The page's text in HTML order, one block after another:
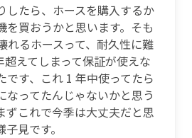
したら、ホースを購入するか
を買おうかと思います。そも
れるホースって、耐久性に難
えてしまって保証が使えな
です、これ 1 年中使ってたら
なってたんじゃないかと思う
ずこれで今季は大丈夫だと思
見です。